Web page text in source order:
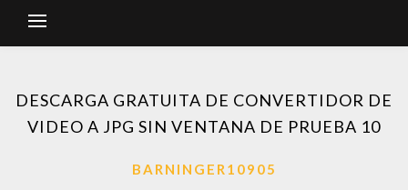
DESCARGA GRATUITA DE CONVERTIDOR DE
VIDEO A JPG SIN VENTANA DE PRUEBA 10
BARNINGER10905